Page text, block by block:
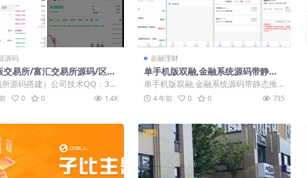
源码
交易所/富汇交易所源码/区块
两融/股票/指数/配资交易所|
+多语言
源码搭建）公司技术QQ：34
，最新版源码 搭建教程: 交易
0 0 1.4K
金融理财
单手机版双融,金融系统源码带静态
推广官网,可封装APP
单手机版双融,金融系统源码带静态推
广官网,可封装APP 测试环境PHP56+M
Y... 4 年前 0 0 735
VIP